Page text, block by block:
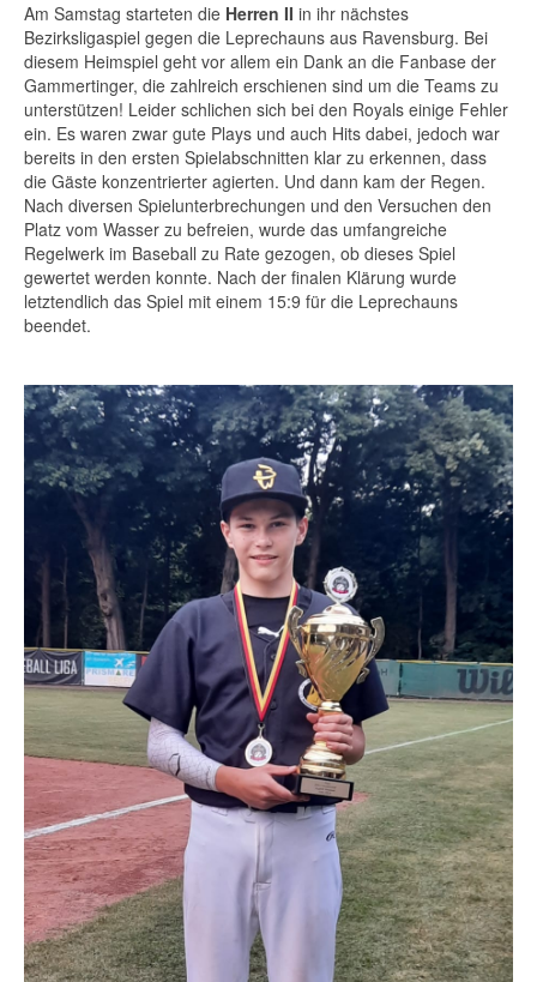
Am Samstag starteten die Herren II in ihr nächstes
Bezirksligaspiel gegen die Leprechauns aus Ravensburg. Bei
diesem Heimspiel geht vor allem ein Dank an die Fanbase der
Gammertinger, die zahlreich erschienen sind um die Teams zu
unterstützen! Leider schlichen sich bei den Royals einige Fehler
ein. Es waren zwar gute Plays und auch Hits dabei, jedoch war
bereits in den ersten Spielabschnitten klar zu erkennen, dass
die Gäste konzentrierter agierten. Und dann kam der Regen.
Nach diversen Spielunterbrechungen und den Versuchen den
Platz vom Wasser zu befreien, wurde das umfangreiche
Regelwerk im Baseball zu Rate gezogen, ob dieses Spiel
gewertet werden konnte. Nach der finalen Klärung wurde
letztendlich das Spiel mit einem 15:9 für die Leprechauns
beendet.